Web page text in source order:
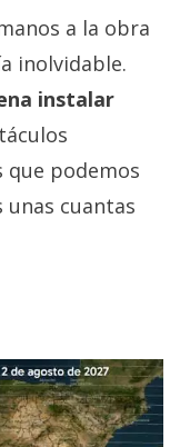
a la obra
inolvidable.
instalar
que podemos
unas cuantas